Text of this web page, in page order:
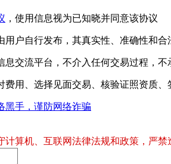
，使用信息视为已知晓并同意该协议
户自行发布，其真实性、准确性和合
交流平台，不介入任何交易过程，不
用、选择见面交易、核验证照资质、
黑手，谨防网络诈骗
计算机、互联网法律法规和政策，严